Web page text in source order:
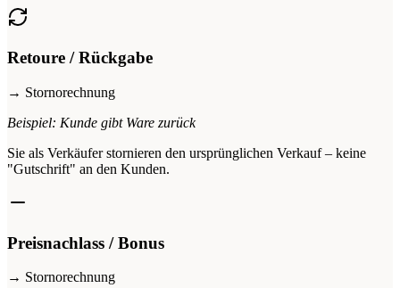
Retoure / Rückgabe
→ Stornorechnung
Beispiel: Kunde gibt Ware zurück
Sie als Verkäufer stornieren den ursprünglichen Verkauf – keine
"Gutschrift" an den Kunden.
Preisnachlass / Bonus
→ Stornorechnung